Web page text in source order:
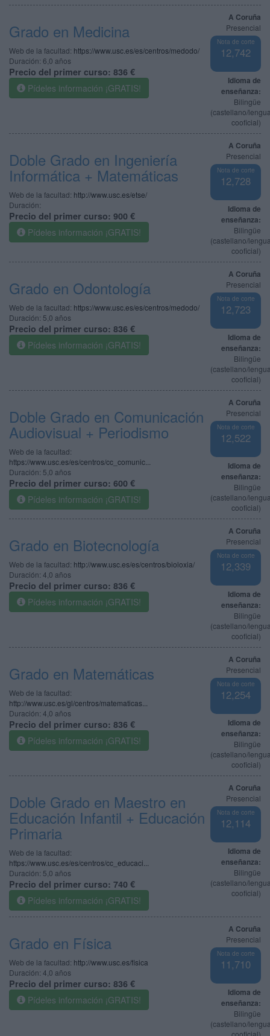
A Coruña
Presencial
Nota de corte
12,742
Idioma de
enseñanza:
Bilingüe
(castellano/
cooficial)
Grado en Medicina
Web de la facultad: https://www.usc.es/es/centros/medodo/
Duración: 6,0 años
Precio del primer curso: 836 €
Pídeles información ¡GRATIS!
A Coruña
Presencial
Nota de corte
12,728
Idioma de
enseñanza:
Bilingüe
(castellano/
cooficial)
Doble Grado en Ingeniería
Informática + Matemáticas
Web de la facultad: http://www.usc.es/etse/
Duración:
Precio del primer curso: 900 €
Pídeles información ¡GRATIS!
A Coruña
Presencial
Nota de corte
12,723
Idioma de
enseñanza:
Bilingüe
(castellano/
cooficial)
Grado en Odontología
Web de la facultad: https://www.usc.es/es/centros/medodo/
Duración: 5,0 años
Precio del primer curso: 836 €
Pídeles información ¡GRATIS!
A Coruña
Presencial
Nota de corte
12,522
Idioma de
enseñanza:
Bilingüe
(castellano/
cooficial)
Doble Grado en Comunicación
Audiovisual + Periodismo
Web de la facultad:
https://www.usc.es/es/centros/cc_comunic...
Duración: 5,0 años
Precio del primer curso: 600 €
Pídeles información ¡GRATIS!
A Coruña
Presencial
Nota de corte
12,339
Idioma de
enseñanza:
Bilingüe
(castellano/
cooficial)
Grado en Biotecnología
Web de la facultad: http://www.usc.es/es/centros/bioloxia/
Duración: 4,0 años
Precio del primer curso: 836 €
Pídeles información ¡GRATIS!
A Coruña
Presencial
Nota de corte
12,254
Idioma de
enseñanza:
Bilingüe
(castellano/
cooficial)
Grado en Matemáticas
Web de la facultad:
http://www.usc.es/gl/centros/matematicas...
Duración: 4,0 años
Precio del primer curso: 836 €
Pídeles información ¡GRATIS!
A Coruña
Presencial
Nota de corte
12,114
Idioma de
enseñanza:
Bilingüe
(castellano/
cooficial)
Doble Grado en Maestro en
Educación Infantil + Educación
Primaria
Web de la facultad:
https://www.usc.es/es/centros/cc_educaci...
Duración: 5,0 años
Precio del primer curso: 740 €
Pídeles información ¡GRATIS!
A Coruña
Presencial
Nota de corte
11,710
Idioma de
enseñanza:
Bilingüe
(castellano/
Grado en Física
Web de la facultad: http://www.usc.es/fisica
Duración: 4,0 años
Precio del primer curso: 836 €
Pídeles información ¡GRATIS!